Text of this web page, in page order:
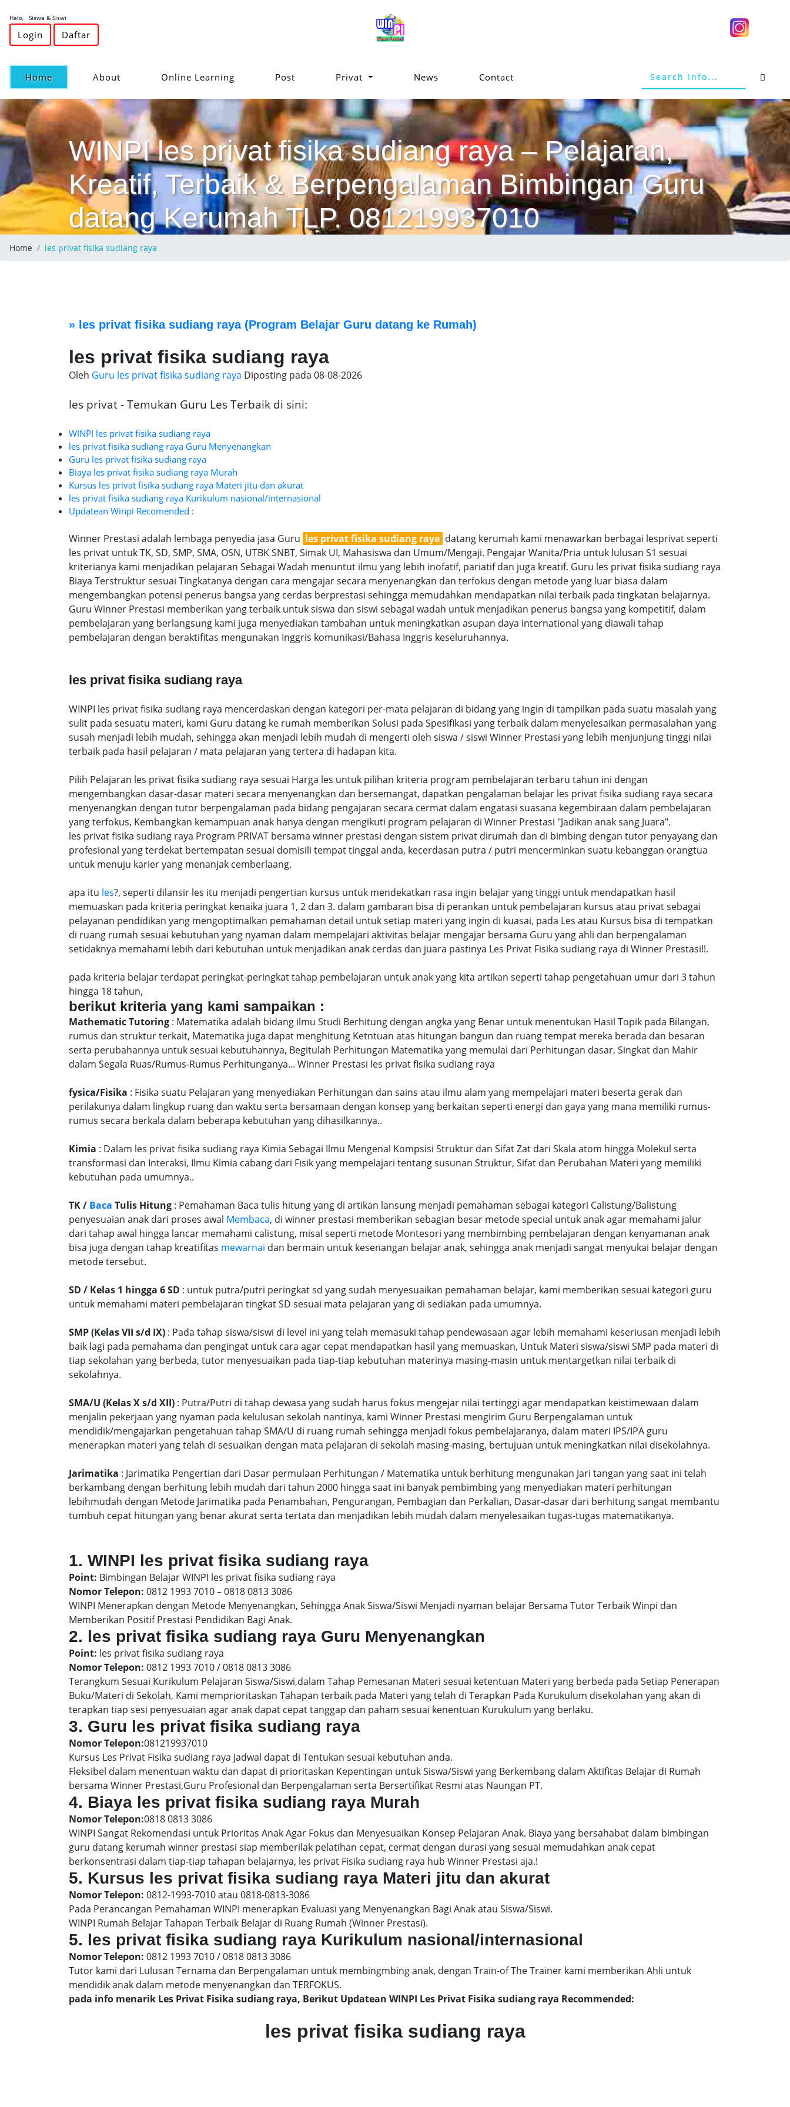
Halo, Siswa & Siswi
Login Daftar
Home(current) About Online Learning Post Privat News Contact
WINPI les privat fisika sudiang raya – Pelajaran,
Kreatif, Terbaik & Berpengalaman Bimbingan Guru
datang Kerumah TLP. 081219937010
Home les privat fisika sudiang raya
» les privat fisika sudiang raya(Program Belajar Guru datang ke Rumah)
les privat fisika sudiang raya
Oleh Guru les privat fisika sudiang raya Diposting pada 08-08-2026
les privat - Temukan Guru Les Terbaik di sini:
WINPI les privat fisika sudiang raya
les privat fisika sudiang raya Guru Menyenangkan
Guru les privat fisika sudiang raya
Biaya les privat fisika sudiang raya Murah
Kursus les privat fisika sudiang raya Materi jitu dan akurat
les privat fisika sudiang raya Kurikulum nasional/internasional
Updatean Winpi Recomended :
Winner Prestasi adalah lembaga penyedia jasa Guru les privat fisika sudiang raya datang kerumah kami menawarkan berbagai lesprivat seperti
les privat untuk TK, SD, SMP, SMA, OSN, UTBK SNBT, Simak UI, Mahasiswa dan Umum/Mengaji. Pengajar Wanita/Pria untuk lulusan S1 sesuai
kriterianya kami menjadikan pelajaran Sebagai Wadah menuntut ilmu yang lebih inofatif, pariatif dan juga kreatif. Guru les privat fisika sudiang raya
Biaya Terstruktur sesuai Tingkatanya dengan cara mengajar secara menyenangkan dan terfokus dengan metode yang luar biasa dalam
mengembangkan potensi penerus bangsa yang cerdas berprestasi sehingga memudahkan mendapatkan nilai terbaik pada tingkatan belajarnya.
Guru Winner Prestasi memberikan yang terbaik untuk siswa dan siswi sebagai wadah untuk menjadikan penerus bangsa yang kompetitif, dalam
pembelajaran yang berlangsung kami juga menyediakan tambahan untuk meningkatkan asupan daya international yang diawali tahap
pembelajaran dengan beraktifitas mengunakan Inggris komunikasi/Bahasa Inggris keseluruhannya.
les privat fisika sudiang raya
WINPI les privat fisika sudiang raya mencerdaskan dengan kategori per-mata pelajaran di bidang yang ingin di tampilkan pada suatu masalah yang
sulit pada sesuatu materi, kami Guru datang ke rumah memberikan Solusi pada Spesifikasi yang terbaik dalam menyelesaikan permasalahan yang
susah menjadi lebih mudah, sehingga akan menjadi lebih mudah di mengerti oleh siswa / siswi Winner Prestasi yang lebih menjunjung tinggi nilai
terbaik pada hasil pelajaran / mata pelajaran yang tertera di hadapan kita.
Pilih Pelajaran les privat fisika sudiang raya sesuai Harga les untuk pilihan kriteria program pembelajaran terbaru tahun ini dengan
mengembangkan dasar-dasar materi secara menyenangkan dan bersemangat, dapatkan pengalaman belajar les privat fisika sudiang raya secara
menyenangkan dengan tutor berpengalaman pada bidang pengajaran secara cermat dalam engatasi suasana kegembiraan dalam pembelajaran
yang terfokus, Kembangkan kemampuan anak hanya dengan mengikuti program pelajaran di Winner Prestasi "Jadikan anak sang Juara".
les privat fisika sudiang raya Program PRIVAT bersama winner prestasi dengan sistem privat dirumah dan di bimbing dengan tutor penyayang dan
profesional yang terdekat bertempatan sesuai domisili tempat tinggal anda, kecerdasan putra / putri mencerminkan suatu kebanggan orangtua
untuk menuju karier yang menanjak cemberlaang.
apa itu les?, seperti dilansir les itu menjadi pengertian kursus untuk mendekatkan rasa ingin belajar yang tinggi untuk mendapatkan hasil
memuaskan pada kriteria peringkat kenaika juara 1, 2 dan 3. dalam gambaran bisa di perankan untuk pembelajaran kursus atau privat sebagai
pelayanan pendidikan yang mengoptimalkan pemahaman detail untuk setiap materi yang ingin di kuasai, pada Les atau Kursus bisa di tempatkan
di ruang rumah sesuai kebutuhan yang nyaman dalam mempelajari aktivitas belajar mengajar bersama Guru yang ahli dan berpengalaman
setidaknya memahami lebih dari kebutuhan untuk menjadikan anak cerdas dan juara pastinya Les Privat Fisika sudiang raya di Winner Prestasi!!.
pada kriteria belajar terdapat peringkat-peringkat tahap pembelajaran untuk anak yang kita artikan seperti tahap pengetahuan umur dari 3 tahun
hingga 18 tahun,
berikut kriteria yang kami sampaikan :
Mathematic Tutoring : Matematika adalah bidang ilmu Studi Berhitung dengan angka yang Benar untuk menentukan Hasil Topik pada Bilangan,
rumus dan struktur terkait, Matematika juga dapat menghitung Ketntuan atas hitungan bangun dan ruang tempat mereka berada dan besaran
serta perubahannya untuk sesuai kebutuhannya, Begitulah Perhitungan Matematika yang memulai dari Perhitungan dasar, Singkat dan Mahir
dalam Segala Ruas/Rumus-Rumus Perhitunganya... Winner Prestasi les privat fisika sudiang raya
fysica/Fisika : Fisika suatu Pelajaran yang menyediakan Perhitungan dan sains atau ilmu alam yang mempelajari materi beserta gerak dan
perilakunya dalam lingkup ruang dan waktu serta bersamaan dengan konsep yang berkaitan seperti energi dan gaya yang mana memiliki rumus-
rumus secara berkala dalam beberapa kebutuhan yang dihasilkannya..
Kimia : Dalam les privat fisika sudiang raya Kimia Sebagai Ilmu Mengenal Kompsisi Struktur dan Sifat Zat dari Skala atom hingga Molekul serta
transformasi dan Interaksi, Ilmu Kimia cabang dari Fisik yang mempelajari tentang susunan Struktur, Sifat dan Perubahan Materi yang memiliki
kebutuhan pada umumnya..
TK / Baca Tulis Hitung : Pemahaman Baca tulis hitung yang di artikan lansung menjadi pemahaman sebagai kategori Calistung/Balistung
penyesuaian anak dari proses awal Membaca, di winner prestasi memberikan sebagian besar metode special untuk anak agar memahami jalur
dari tahap awal hingga lancar memahami calistung, misal seperti metode Montesori yang membimbing pembelajaran dengan kenyamanan anak
bisa juga dengan tahap kreatifitas mewarnai dan bermain untuk kesenangan belajar anak, sehingga anak menjadi sangat menyukai belajar dengan
metode tersebut.
SD / Kelas 1 hingga 6 SD : untuk putra/putri peringkat sd yang sudah menyesuaikan pemahaman belajar, kami memberikan sesuai kategori guru
untuk memahami materi pembelajaran tingkat SD sesuai mata pelajaran yang di sediakan pada umumnya.
SMP (Kelas VII s/d IX) : Pada tahap siswa/siswi di level ini yang telah memasuki tahap pendewasaan agar lebih memahami keseriusan menjadi lebih
baik lagi pada pemahama dan pengingat untuk cara agar cepat mendapatkan hasil yang memuaskan, Untuk Materi siswa/siswi SMP pada materi di
tiap sekolahan yang berbeda, tutor menyesuaikan pada tiap-tiap kebutuhan materinya masing-masin untuk mentargetkan nilai terbaik di
sekolahnya.
SMA/U (Kelas X s/d XII) : Putra/Putri di tahap dewasa yang sudah harus fokus mengejar nilai tertinggi agar mendapatkan keistimewaan dalam
menjalin pekerjaan yang nyaman pada kelulusan sekolah nantinya, kami Winner Prestasi mengirim Guru Berpengalaman untuk
mendidik/mengajarkan pengetahuan tahap SMA/U di ruang rumah sehingga menjadi fokus pembelajaranya, dalam materi IPS/IPA guru
menerapkan materi yang telah di sesuaikan dengan mata pelajaran di sekolah masing-masing, bertujuan untuk meningkatkan nilai disekolahnya.
Jarimatika : Jarimatika Pengertian dari Dasar permulaan Perhitungan / Matematika untuk berhitung mengunakan Jari tangan yang saat ini telah
berkambang dengan berhitung lebih mudah dari tahun 2000 hingga saat ini banyak pembimbing yang menyediakan materi perhitungan
lebihmudah dengan Metode Jarimatika pada Penambahan, Pengurangan, Pembagian dan Perkalian, Dasar-dasar dari berhitung sangat membantu
tumbuh cepat hitungan yang benar akurat serta tertata dan menjadikan lebih mudah dalam menyelesaikan tugas-tugas matematikanya.
1. WINPI les privat fisika sudiang raya
Point: Bimbingan Belajar WINPI les privat fisika sudiang raya
Nomor Telepon: 0812 1993 7010 – 0818 0813 3086
WINPI Menerapkan dengan Metode Menyenangkan, Sehingga Anak Siswa/Siswi Menjadi nyaman belajar Bersama Tutor Terbaik Winpi dan
Memberikan Positif Prestasi Pendidikan Bagi Anak.
2. les privat fisika sudiang raya Guru Menyenangkan
Point: les privat fisika sudiang raya
Nomor Telepon: 0812 1993 7010 / 0818 0813 3086
Terangkum Sesuai Kurikulum Pelajaran Siswa/Siswi,dalam Tahap Pemesanan Materi sesuai ketentuan Materi yang berbeda pada Setiap Penerapan
Buku/Materi di Sekolah, Kami memprioritaskan Tahapan terbaik pada Materi yang telah di Terapkan Pada Kurukulum disekolahan yang akan di
terapkan tiap sesi penyesuaian agar anak dapat cepat tanggap dan paham sesuai kenentuan Kurukulum yang berlaku.
3. Guru les privat fisika sudiang raya
Nomor Telepon:081219937010
Kursus Les Privat Fisika sudiang raya Jadwal dapat di Tentukan sesuai kebutuhan anda.
Fleksibel dalam menentuan waktu dan dapat di prioritaskan Kepentingan untuk Siswa/Siswi yang Berkembang dalam Aktifitas Belajar di Rumah
bersama Winner Prestasi,Guru Profesional dan Berpengalaman serta Bersertifikat Resmi atas Naungan PT.
4. Biaya les privat fisika sudiang raya Murah
Nomor Telepon:0818 0813 3086
WINPI Sangat Rekomendasi untuk Prioritas Anak Agar Fokus dan Menyesuaikan Konsep Pelajaran Anak. Biaya yang bersahabat dalam bimbingan
guru datang kerumah winner prestasi siap memberilak pelatihan cepat, cermat dengan durasi yang sesuai memudahkan anak cepat
berkonsentrasi dalam tiap-tiap tahapan belajarnya, les privat Fisika sudiang raya hub Winner Prestasi aja.!
5. Kursus les privat fisika sudiang raya Materi jitu dan akurat
Nomor Telepon: 0812-1993-7010 atau 0818-0813-3086
Pada Perancangan Pemahaman WINPI menerapkan Evaluasi yang Menyenangkan Bagi Anak atau Siswa/Siswi.
WINPI Rumah Belajar Tahapan Terbaik Belajar di Ruang Rumah (Winner Prestasi).
5. les privat fisika sudiang raya Kurikulum nasional/internasional
Nomor Telepon: 0812 1993 7010 / 0818 0813 3086
Tutor kami dari Lulusan Ternama dan Berpengalaman untuk membingmbing anak, dengan Train-of The Trainer kami memberikan Ahli untuk
mendidik anak dalam metode menyenangkan dan TERFOKUS.
pada info menarik Les Privat Fisika sudiang raya, Berikut Updatean WINPI Les Privat Fisika sudiang raya Recommended:
les privat fisika sudiang raya